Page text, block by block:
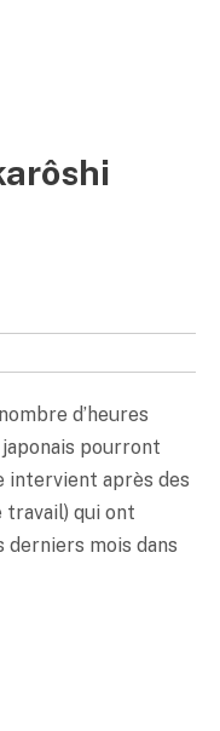
d’heures
pourront
intervient après des
travail) qui ont
derniers mois dans